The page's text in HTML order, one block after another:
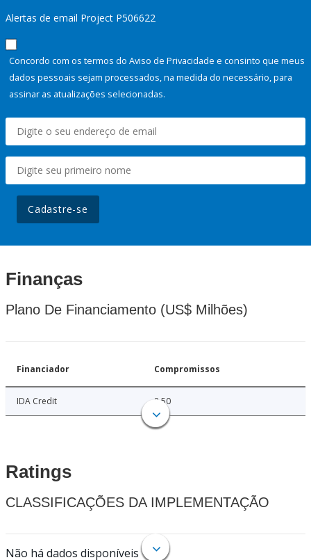
Alertas de email Project P506622
Concordo com os termos do Aviso de Privacidade e consinto que meus
dados pessoais sejam processados, na medida do necessário, para
assinar as atualizações selecionadas.
Cadastre-se
Finanças
Plano De Financiamento (US$ Milhões)
Financiador Compromissos
IDA Credit 8.50
Ratings
CLASSIFICAÇÕES DA IMPLEMENTAÇÃO
Não há dados disponíveis